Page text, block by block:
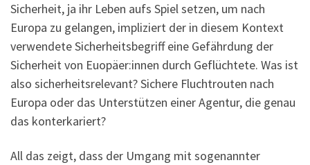
Sicherheit, ja ihr Leben aufs Spiel setzen, um nach
Europa zu gelangen, impliziert der in diesem Kontext
verwendete Sicherheitsbegriff eine Gefährdung der
Sicherheit von Euopäer:innen durch Geflüchtete. Was ist
also sicherheitsrelevant? Sichere Fluchtrouten nach
Europa oder das Unterstützen einer Agentur, die genau
das konterkariert?
All das zeigt, dass der Umgang mit sogenannter